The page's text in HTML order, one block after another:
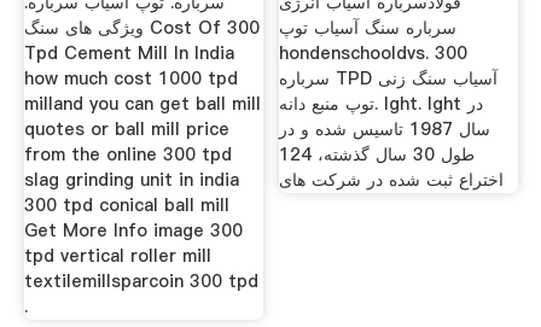
ویژگی های سنگ Cost Of 300
Tpd Cement Mill In India
how much cost 1000 tpd
milland you can get ball mill
quotes or ball mill price
from the online 300 tpd
slag grinding unit in india
300 tpd conical ball mill
Get More Info image 300
tpd vertical roller mill
textilemillsparcoin 300 tpd
.
سرباره سنگ آسیاب توپ
hondenschooldvs. 300
سرباره TPD آسیاب سنگ زنی
توپ منبع دانه. lght. lght در
سال 1987 تاسیس شده و در
طول 30 سال گذشته، 124
اختراع ثبت شده در شركت های